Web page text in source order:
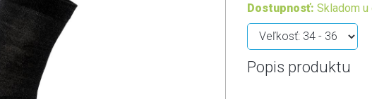
Dostupnosť: Skladom
Popis produktu